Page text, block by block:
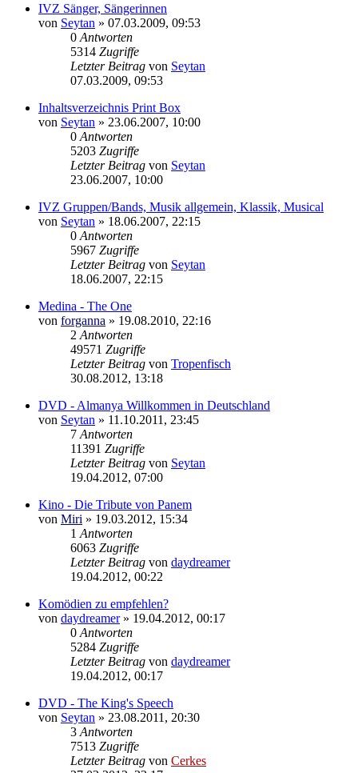
IVZ Sänger, Sängerinnen
von Seytan » 07.03.2009, 09:53
0 Antworten
5314 Zugriffe
Letzter Beitrag von Seytan
07.03.2009, 09:53
Inhaltsverzeichnis Print Box
von Seytan » 23.06.2007, 10:00
0 Antworten
5203 Zugriffe
Letzter Beitrag von Seytan
23.06.2007, 10:00
IVZ Gruppen/Bands, Musik allgemein, Klassik, Musical
von Seytan » 18.06.2007, 22:15
0 Antworten
5967 Zugriffe
Letzter Beitrag von Seytan
18.06.2007, 22:15
Medina - The One
von forganna » 19.08.2010, 22:16
2 Antworten
49571 Zugriffe
Letzter Beitrag von Tropenfisch
30.08.2012, 13:18
DVD - Almanya Willkommen in Deutschland
von Seytan » 11.10.2011, 23:45
7 Antworten
11391 Zugriffe
Letzter Beitrag von Seytan
19.04.2012, 07:00
Kino - Die Tribute von Panem
von Miri » 19.03.2012, 15:34
1 Antworten
6063 Zugriffe
Letzter Beitrag von daydreamer
19.04.2012, 00:22
Komödien zu empfehlen?
von daydreamer» 19.04.2012, 00:17
0 Antworten
5284 Zugriffe
Letzter Beitrag von daydreamer
19.04.2012, 00:17
DVD - The King's Speech
von Seytan » 23.08.2011, 20:30
3 Antworten
7513 Zugriffe
Letzter Beitrag von Cerkes